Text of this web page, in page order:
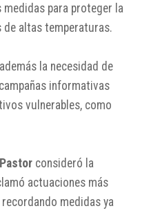
para proteger la
altas temperaturas.
la necesidad de
informativas
vulnerables, como
consideró la
actuaciones más
medidas ya